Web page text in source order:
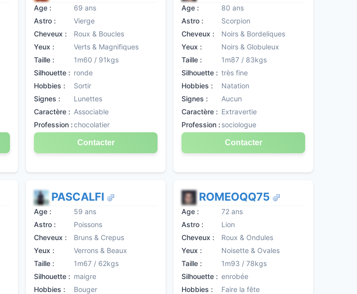
Age :
69 ans
Astro :
Vierge
Cheveux :
Roux & Boucles
Yeux :
Verts & Magnifiques
Taille :
1m60 / 91kgs
Silhouette : ronde
Hobbies :
Sortir
Signes :
Lunettes
Caractère : Associable
Profession :chocolatier
Contacter
Age :
80 ans
Astro :
Scorpion
Cheveux :
Noirs & Bordeliques
Yeux :
Noirs & Globuleux
Taille :
1m87 / 83kgs
Silhouette : très fine
Hobbies :
Natation
Signes :
Aucun
Caractère : Extravertie
Profession : sociologue
Contacter
PASCALFI
Age :
59 ans
Astro :
Poissons
Cheveux :
Bruns & Crepus
Yeux :
Verrons & Beaux
Taille :
1m67 / 62kgs
Silhouette : maigre
Hobbies :
Bouger
ROMEOQQ75
Age :
72 ans
Astro :
Lion
Cheveux :
Roux & Ondules
Yeux :
Noisette & Ovales
Taille :
1m93 / 78kgs
Silhouette : enrobée
Hobbies :
Faire la fête